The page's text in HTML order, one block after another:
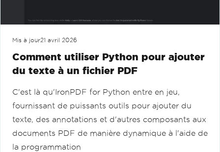
Mis à jour21 avril 2026
Comment utiliser Python pour ajouter
du texte à un fichier PDF
C'est là qu'IronPDF for Python entre en jeu,
fournissant de puissants outils pour ajouter du
texte, des annotations et d'autres composants aux
documents PDF de manière dynamique à l'aide de
la programmation